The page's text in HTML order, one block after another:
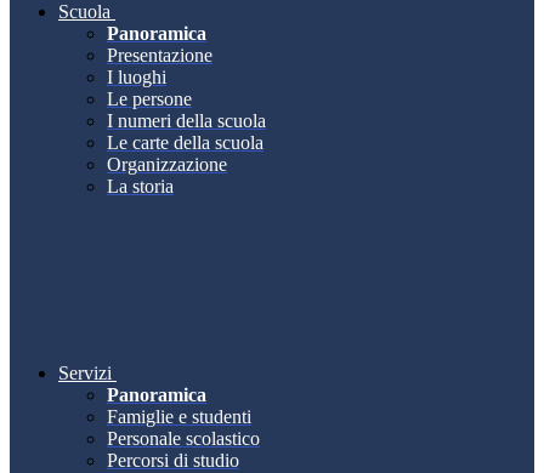
Scuola
Panoramica
Presentazione
I luoghi
Le persone
I numeri della scuola
Le carte della scuola
Organizzazione
La storia
Servizi
Panoramica
Famiglie e studenti
Personale scolastico
Percorsi di studio